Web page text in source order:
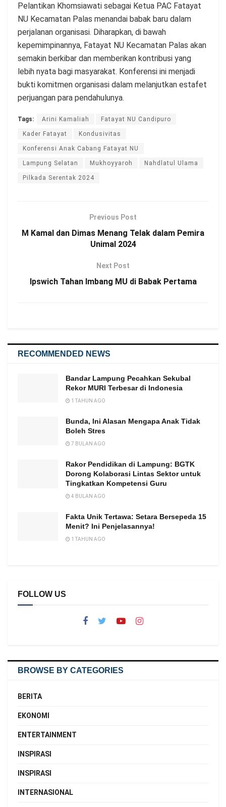
Pelantikan Khomsiawati sebagai Ketua PAC Fatayat
NU Kecamatan Palas menandai babak baru dalam
perjalanan organisasi. Diharapkan, di bawah
kepemimpinannya, Fatayat NU Kecamatan Palas akan
semakin berkibar dan memberikan kontribusi yang
lebih nyata bagi masyarakat. Konferensi ini menjadi
bukti komitmen organisasi dalam melanjutkan estafet
perjuangan para pendahulunya.
Tags: Arini Kamaliah Fatayat NU Candipuro
Kader Fatayat Kondusivitas
Konferensi Anak Cabang Fatayat NU
Lampung Selatan Mukhoyyaroh Nahdlatul Ulama
Pilkada Serentak 2024
Previous Post
M Kamal dan Dimas Menang Telak dalam Pemira
Unimal 2024
Next Post
Ipswich Tahan Imbang MU di Babak Pertama
RECOMMENDED NEWS
Bandar Lampung Pecahkan Sekubal
Rekor MURI Terbesar di Indonesia
1 TAHUN AGO
Bunda, Ini Alasan Mengapa Anak Tidak
Boleh Stres
7 BULAN AGO
Rakor Pendidikan di Lampung: BGTK
Dorong Kolaborasi Lintas Sektor untuk
Tingkatkan Kompetensi Guru
4 BULAN AGO
Fakta Unik Tertawa: Setara Bersepeda 15
Menit? Ini Penjelasannya!
1 TAHUN AGO
FOLLOW US
BROWSE BY CATEGORIES
BERITA
EKONOMI
ENTERTAINMENT
INSPIRASI
INSPIRASI
INTERNASIONAL